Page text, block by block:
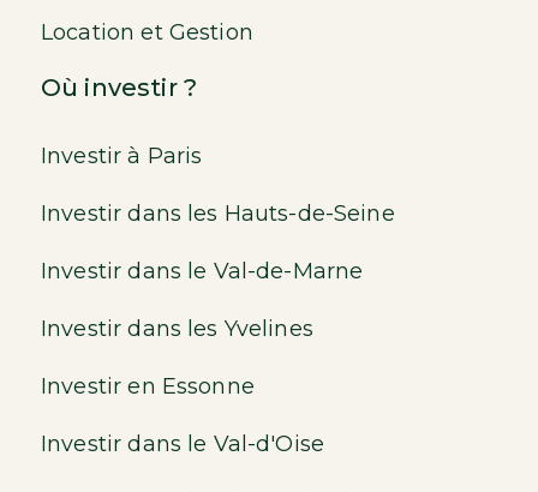
Location et Gestion
Où investir ?
Investir à Paris
Investir dans les Hauts-de-Seine
Investir dans le Val-de-Marne
Investir dans les Yvelines
Investir en Essonne
Investir dans le Val-d'Oise